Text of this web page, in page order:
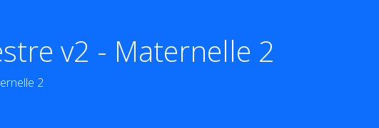
v2 - Maternelle 2
2